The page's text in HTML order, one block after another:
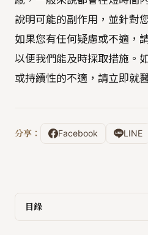
說明可能的副作用，並針對
如果您有任何疑慮或不適，
以便我們能及時採取措施。
或持續性的不適，請立即就
分享： Facebook LINE
目錄